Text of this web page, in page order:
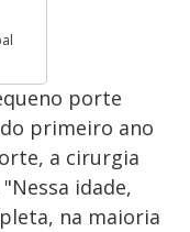
porte
primeiro ano
a cirurgia
idade,
na maioria